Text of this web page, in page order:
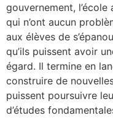
gouvernement,
qui n’ont aucun
aux élèves de
qu’ils puissent avoir
égard. Il termine en
construire de
puissent poursuivre
d’études